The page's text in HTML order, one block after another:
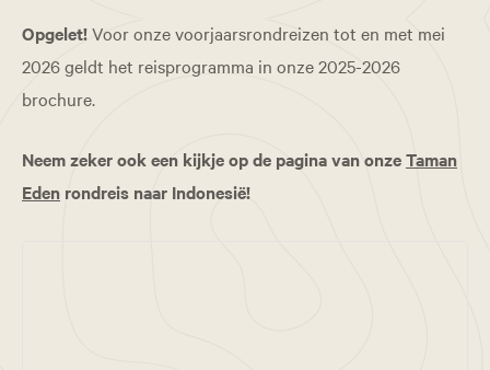
Opgelet!Voor onze voorjaarsrondreizen tot en met mei
2026 geldt het reisprogramma in onze 2025-2026
brochure.
Neem zeker ook een kijkje op de pagina van onzeTaman
Eden rondreis naar Indonesië!